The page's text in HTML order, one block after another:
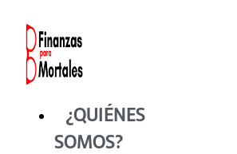
contenido
¿QUIÉNES
SOMOS?